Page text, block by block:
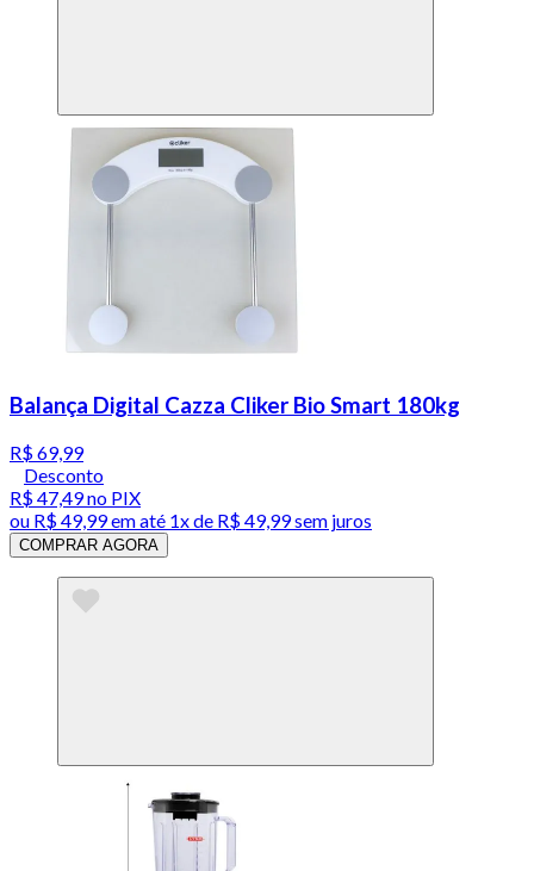
Balança Digital Cazza Cliker Bio Smart 180kg
R$ 69,99
Desconto
R$ 47,49no PIX
ou R$ 49,99em até 1x de R$ 49,99sem juros
COMPRAR AGORA